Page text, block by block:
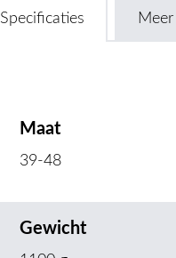
Specificaties
Maat
39-48
Gewicht